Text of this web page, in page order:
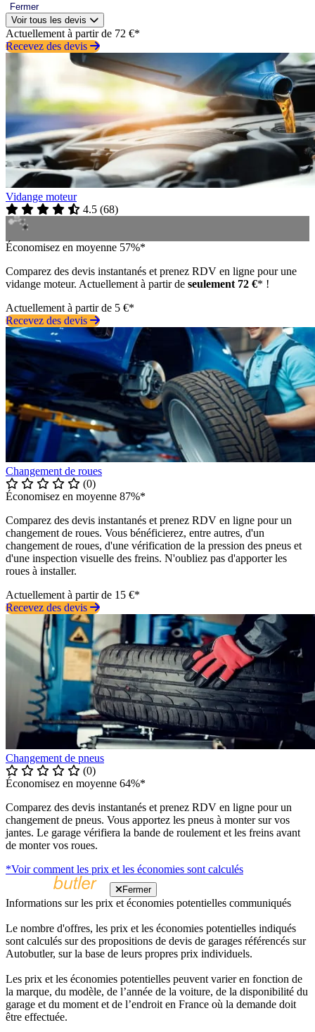
Fermer
Voir tous les devis
Actuellement à partir de 72 €*
Recevez des devis
Vidange moteur
4.5 (68)
Économisez en moyenne 57%*
Comparez des devis instantanés et prenez RDV en ligne pour une
vidange moteur. Actuellement à partir de seulement 72 €* !
Actuellement à partir de 5 €*
Recevez des devis
Changement de roues
(0)
Économisez en moyenne 87%*
Comparez des devis instantanés et prenez RDV en ligne pour un
changement de roues. Vous bénéficierez, entre autres, d'un
changement de roues, d'une vérification de la pression des pneus et
d'une inspection visuelle des freins. N'oubliez pas d'apporter les
roues à installer.
Actuellement à partir de 15 €*
Recevez des devis
Changement de pneus
(0)
Économisez en moyenne 64%*
Comparez des devis instantanés et prenez RDV en ligne pour un
changement de pneus. Vous apportez les pneus à monter sur vos
jantes. Le garage vérifiera la bande de roulement et les freins avant
de monter vos roues.
*Voir comment les prix et les économies sont calculés
Fermer
Informations sur les prix et économies potentielles communiqués
Le nombre d'offres, les prix et les économies potentielles indiqués
sont calculés sur des propositions de devis de garages référencés sur
Autobutler, sur la base de leurs propres prix individuels.
Les prix et les économies potentielles peuvent varier en fonction de
la marque, du modèle, de l’année de la voiture, de la disponibilité du
garage et du moment et de l’endroit en France où la demande doit
être effectuée.